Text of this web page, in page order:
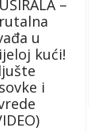
–
u
kući!
i